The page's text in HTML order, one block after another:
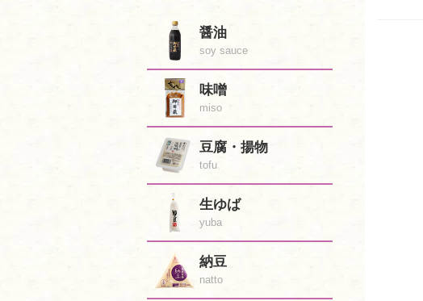
醤油
soy sauce
味噌
miso
豆腐・揚物
tofu
生ゆば
yuba
納豆
natto